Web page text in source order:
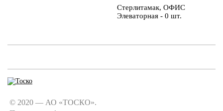
Стерлитамак, ОФИС
Элеваторная - 0 шт.
© 2020 — АО «ТОСКО».